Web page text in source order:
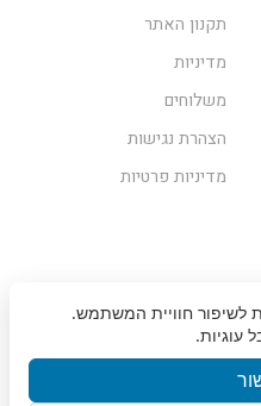
תקנון האתר
מדיניות
משלוחים
הצהרת נגישות
מדיניות פרטיות
לשיפור חוויית המשתמש.